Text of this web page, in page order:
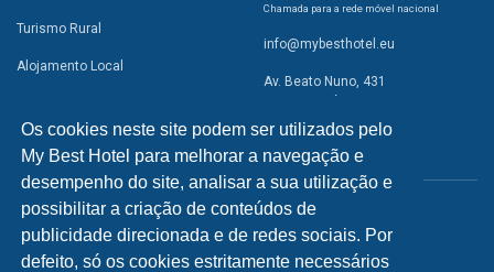
Os cookies neste site podem ser utilizados pelo
My Best Hotel para melhorar a navegação e
desempenho do site, analisar a sua utilização e
possibilitar a criação de conteúdos de
publicidade direcionada e de redes sociais. Por
defeito, só os cookies estritamente necessários
Turismo Rural
Alojamento Local
Campismo
Atividades
Restaurantes
A Visitar
Chamada para a rede móvel nacional
info@mybesthotel.eu
Av. Beato Nuno, 431
2495-401 Fátima
REDES SOCIAIS